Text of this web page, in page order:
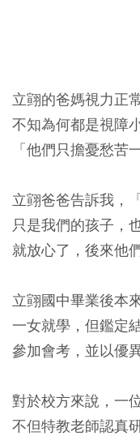
立翧的爸媽視力正
不知為何都是視障
「他們只擔憂愁苦
立翧爸爸告訴我，
只是我們的孩子，
就放心了，後來他
立翧國中畢業後本
一女就學，但鑑定
參加會考，並以優
對於校方來說，一
不但特教老師認真